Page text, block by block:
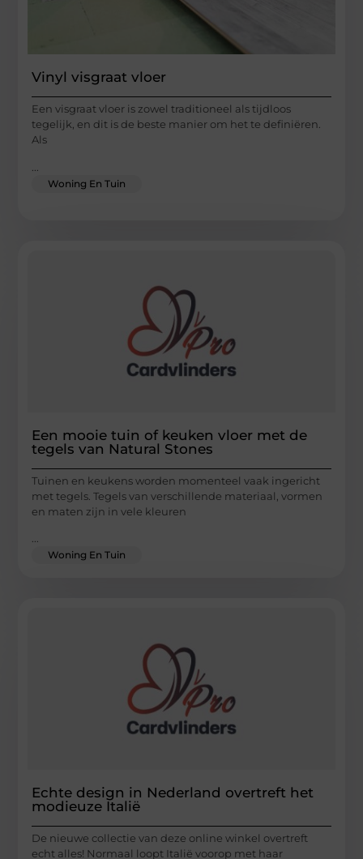
Vinyl visgraat vloer
Een visgraat vloer is zowel traditioneel als tijdloos
tegelijk, en dit is de beste manier om het te definiëren.
Als
Woning En Tuin
Een mooie tuin of keuken vloer met de
tegels van Natural Stones
Tuinen en keukens worden momenteel vaak ingericht
met tegels. Tegels van verschillende materiaal, vormen
en maten zijn in vele kleuren
Woning En Tuin
Echte design in Nederland overtreft het
modieuze Italië
De nieuwe collectie van deze online winkel overtreft
echt alles! Normaal loopt Italië voorop met haar